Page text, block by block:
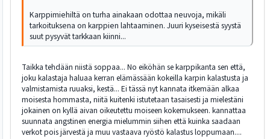
Karppimiehiltä on turha ainakaan odottaa neuvoja, mikäli
tarkoituksena on karppien lahtaaminen. Juuri kyseisestä syystä
suut pysyvät tarkkaan kiinni...
Taikka tehdään niistä soppaa... No eiköhän se karppikanta sen että,
joku kalastaja haluaa kerran elämässään kokeilla karpin kalastusta ja
valmistamista ruuaksi, kestä... Ei tässä nyt kannata itkemään alkaa
moisesta hommasta, niitä kuitenki istutetaan tasaisesti ja mielestäni
jokainen on kyllä aivan oikeutettu moiseen kokemukseen. kannattaa
suunnata angstinen energia mielummin siihen että kuinka saadaan
verkot pois järvestä ja muu vastaava ryöstö kalastus loppumaan....